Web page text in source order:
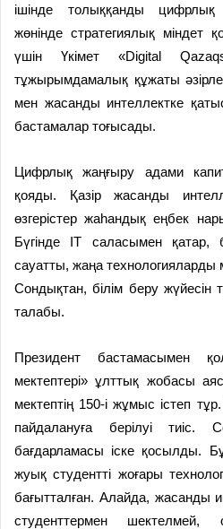
ішінде толыққанды
жөнінде стратегиялық міндет
үшін Үкімет «Digital
тұжырымдамалық құжаты
мен жасанды интеллектке
бастамалар тоғысады.
Цифрлық жаңғыру адами
қояды. Қазір жасанды
өзгерістер жаһандық еңбек
Бүгінде ІТ саласымен
сауатты, жаңа технологияларды
Сондықтан, білім беру жүйесін
талабы.
Президент бастамасымен
мектептері» ұлттық жобасы
мектептің 150-і жұмыс істеп
пайдалануға берілуі тиіс.
бағдарламасы іске қосылды.
жуық студентті жоғары
бағытталған. Алайда, жасанды
студенттермен шектелмей,